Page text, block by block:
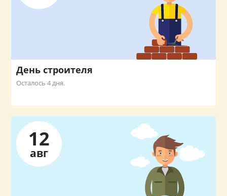
День строителя
Осталось 4 дня.
12
авг